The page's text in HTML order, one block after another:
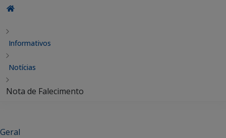
Informativos
Notícias
Nota de Falecimento
Geral